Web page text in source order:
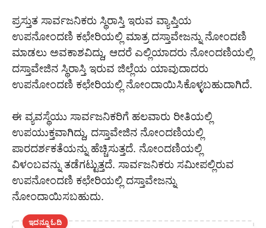
ಪ್ರಸ್ತುತ ಸಾರ್ವಜನಿಕರು ಸ್ಥಿರಾಸ್ತಿ ಇರುವ ವ್ಯಾಪ್ತಿಯ
ಉಪನೋಂದಣಿ ಕಛೇರಿಯಲ್ಲಿ ಮಾತ್ರ ದಸ್ತಾವೇಜನ್ನು ನೋಂದಣಿ
ಮಾಡಲು ಅವಕಾಶವಿದ್ದು, ಆದರೆ ಎಲ್ಲಿಯಾದರು ನೋಂದಣಿಯಲ್ಲಿ
ದಸ್ತಾವೇಜಿನ ಸ್ಥಿರಾಸ್ತಿ ಇರುವ ಜಿಲ್ಲೆಯ ಯಾವುದಾದರು
ಉಪನೋಂದಣಿ ಕಛೇರಿಯಲ್ಲಿ ನೋಂದಾಯಿಸಿಕೊಳ್ಳಬಹುದಾಗಿದೆ.
ಈ ವ್ಯವಸ್ಥೆಯು ಸಾರ್ವಜನಿಕರಿಗೆ ಹಲವಾರು ರೀತಿಯಲ್ಲಿ
ಉಪಯುಕ್ತವಾಗಿದ್ದು, ದಸ್ತಾವೇಜಿನ ನೋಂದಣಿಯಲ್ಲಿ
ಪಾರದರ್ಶಕತೆಯನ್ನು ಹೆಚ್ಚಿಸುತ್ತದೆ. ನೋಂದಣಿಯಲ್ಲಿ
ವಿಳಂಬವನ್ನು ತಡೆಗಟ್ಟುತ್ತದೆ. ಸಾರ್ವಜನಿಕರು ಸಮೀಪಲ್ಲಿರುವ
ಉಪನೋಂದಣಿ ಕಛೇರಿಯಲ್ಲಿ ದಸ್ತಾವೇಜನ್ನು
ನೋಂದಾಯಿಸಬಹುದು.
ಇದನ್ನೂ ಓದಿ